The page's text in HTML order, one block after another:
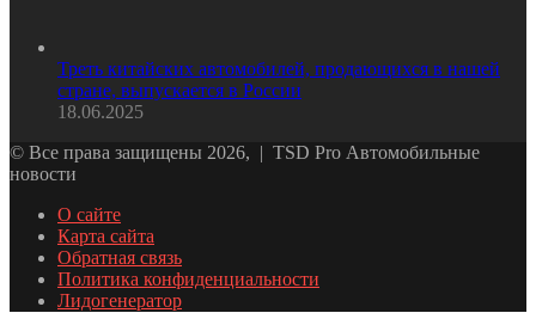
Треть китайских автомобилей, продающихся в нашей
стране, выпускается в России
18.06.2025
© Все права защищены 2026, | TSD Pro Автомобильные
новости
О сайте
Карта сайта
Обратная связь
Политика конфиденциальности
Лидогенератор